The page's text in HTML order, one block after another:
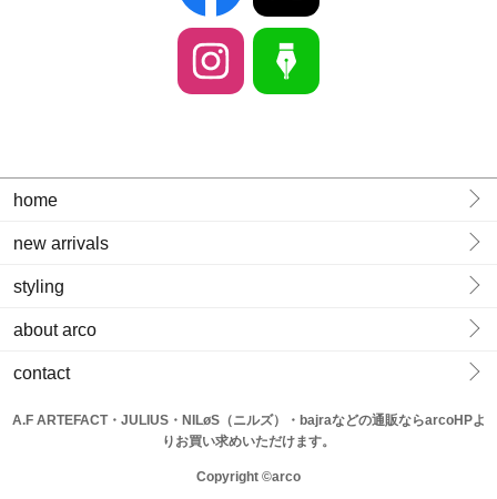
home
new arrivals
styling
about arco
contact
A.F ARTEFACT・JULIUS・NILøS（ニルズ）・bajraなどの通販ならarcoHPよ
りお買い求めいただけます。
Copyright ©arco